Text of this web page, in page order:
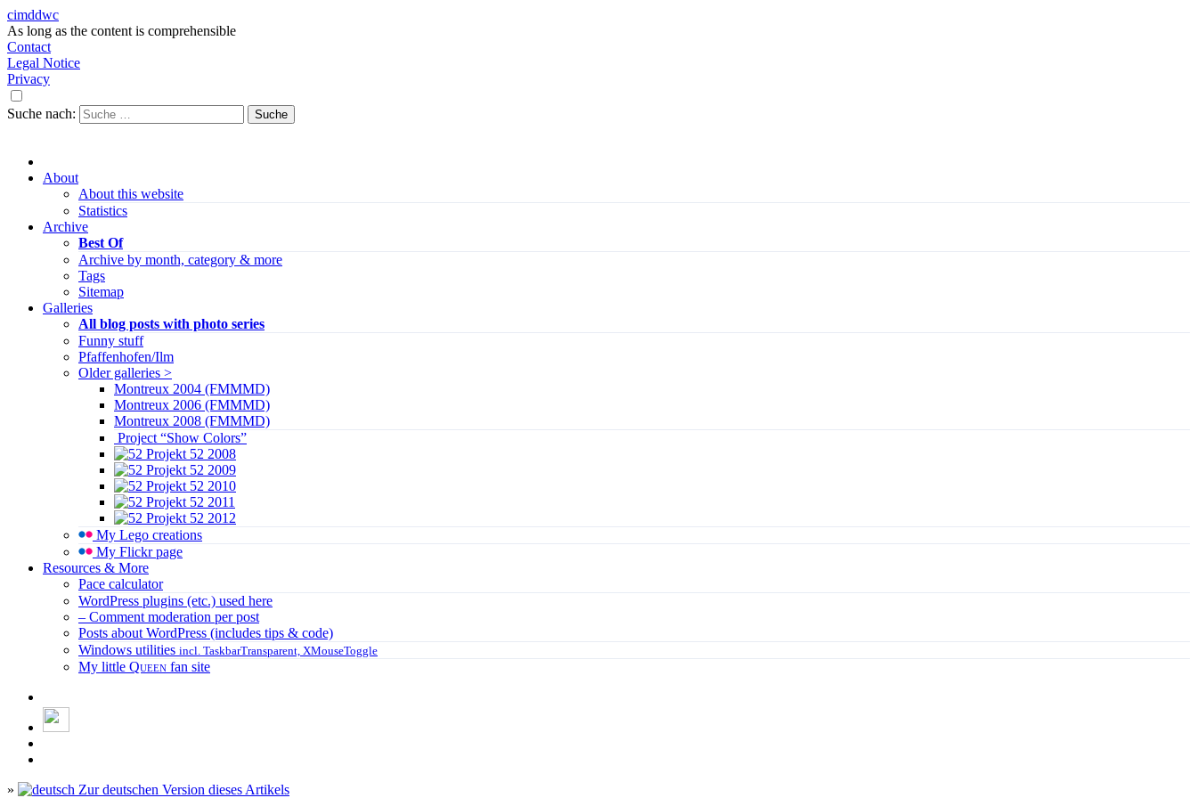
cimddwc
As long as the content is comprehensible
Contact
Legal Notice
Privacy
Suche nach:
About
About this website
Statistics
Archive
Best Of
Archive by month, category & more
Tags
Sitemap
Galleries
All blog posts with photo series
Funny stuff
Pfaffenhofen/Ilm
Older galleries >
Montreux 2004 (FMMMD)
Montreux 2006 (FMMMD)
Montreux 2008 (FMMMD)
Project “Show Colors”
Projekt 52 2008
Projekt 52 2009
Projekt 52 2010
Projekt 52 2011
Projekt 52 2012
My Lego creations
My Flickr page
Resources & More
Pace calculator
WordPress plugins (etc.) used here
– Comment moderation per post
Posts about WordPress (includes tips & code)
Windows utilities incl. TaskbarTransparent, XMouseToggle
My little Queen fan site
» Zur deutschen Version dieses Artikels